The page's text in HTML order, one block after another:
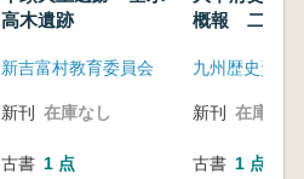
高木遺跡
新吉富村教育委員会
新刊 在庫なし
古書 1 点
概報 二
九州歴史資料
新刊 在庫なし
古書 1 点